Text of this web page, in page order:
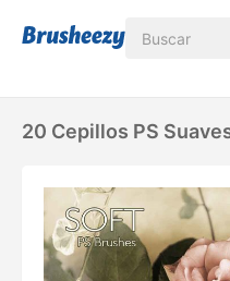
20 Cepillos PS